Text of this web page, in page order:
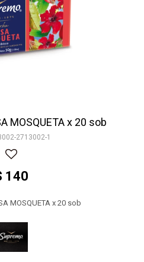
MOSQUETA x 20 sob
2713002-1
140
MOSQUETA x 20 sob